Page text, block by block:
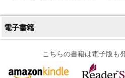
電子書籍
こちらの書籍は電子版も